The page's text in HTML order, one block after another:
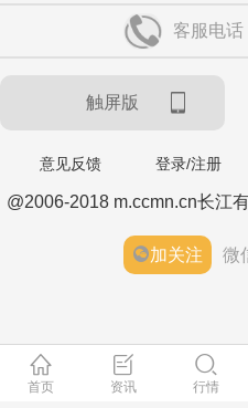
央行公开市场今日净回
当地时间8月6日，丰田
年款凯美瑞（Camry）车
时出现黑屏，导致转向
韩国经济日报援引不愿
在首尔会晤，并宣布在
客服电
触屏版
意见反馈 登录/注册
@2006-2018 m.ccmn.cn长江
加关注 微
首页 资讯 行情